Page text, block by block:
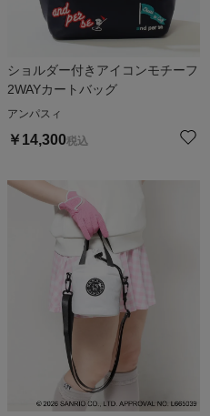
ショルダー付きアイコンモチーフ
2WAYカートバッグ
アンパスィ
￥ 14,300税込